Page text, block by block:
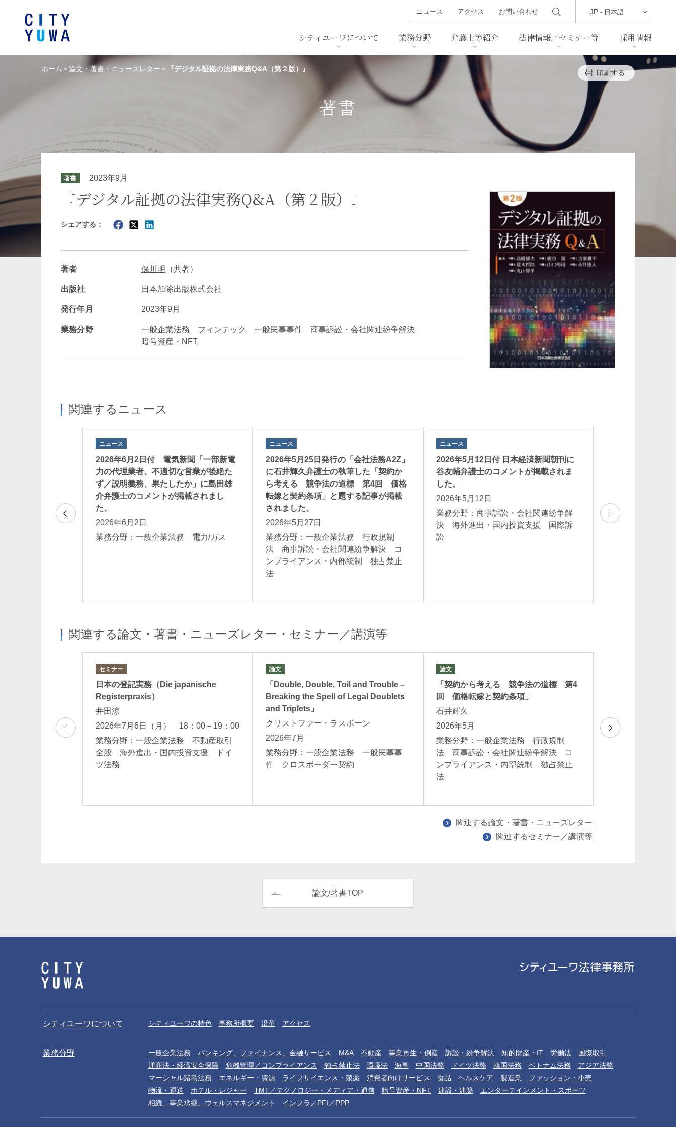
シティユーワについて
沿革 アクセス
業務分野
M&A 事業再生・倒産
通商法・経済安全保障
危機管理／コンプライアンス 中国法務
エネルギー・資源 ライフサイエンス・製薬 消費者向けサービス ヘルスケア
TMT／テクノロジー・メディ
ア・通信
暗号資産・NFT 建設・建築
相続、事業承継、ウェルスマ
インフラ／PFI／PPP
弁護士等紹介 法律情報／セミナー等
セミナー/講演等 ニューズレター 判例紹介
法律用語集
採用情報
スタッフ採用
ニュース アクセス お問い合わせ
ホーム > 論文・著書・ニューズレター > 『デジタル証拠の法律実務Q&A（第２版）』 印刷する
著書
著書 2023年9月
『デジタル証拠の法律実務Q&A（第２版）』
シェアする：
著者 保川明 （共著）
出版社 日本加除出版株式会社
発行年月 2023年9月
業務分野 一般企業法務 フィンテック 一般民事事件
商事訴訟・会社関連紛争解決
暗号資産・NFT
関連するニュース
ニュース
2026年6月2日付 電気新聞「一部新電
力の代理業者、不適切な営業が後絶た
ず／説明義務、果たしたか」に島田雄
介弁護士のコメントが掲載されまし
た。
2026年6月2日
業務分野：一般企業法務 電力/ガス
ニュース
2026年5月25日発行の「会社法務A2Z」
に石井輝久弁護士の執筆した「契約か
ら考える 競争法の道標 第4回 価格
転嫁と契約条項」と題する記事が掲載
されました。
2026年5月27日
業務分野：一般企業法務 行政規制
法 商事訴訟・会社関連紛争解決 コ
ンプライアンス・内部統制 独占禁止
法
ニュース
2026年5月12日付 日本経済新聞朝刊に
谷友輔弁護士のコメントが掲載されま
した。
2026年5月12日
業務分野：商事訴訟・会社関連紛争解
決 海外進出・国内投資支援 国際訴
訟
2026年3月30日
業務分野：一般
関連する論文・著書・ニューズレター・セミナー／講演等
セミナー
日本の登記実務（Die japanische
Registerpraxis）
井田涼
2026年7月6日（月） 18：00－19：00
業務分野：一般企業法務 不動産取引
全般 海外進出・国内投資支援 ドイ
ツ法務
論文
「Double, Double, Toil and Trouble –
Breaking the Spell of Legal Doublets
and Triplets」
クリストファー・ラスボーン
2026年7月
業務分野：一般企業法務 一般民事事
件 クロスボーダー契約
論文
「契約から考える 競争法の道標 第4
回 価格転嫁と契約条項」
石井輝久
2026年5月
業務分野：一般企業法務 行政規制
法 商事訴訟・会社関連紛争解決 コ
ンプライアンス・内部統制 独占禁止
法
豊田祐子
2026年5月21日（
関連する論文・著書・ニューズレター
関連するセミナー／講演等
論文/著書TOP
シティユーワについて シティユーワの特色 事務所概要 沿革 アクセス
業務分野 一般企業法務 バンキング、ファイナンス、金融サービス M&A 不動産 事業再生・倒産 訴訟・紛争解決 知的財産・IT 労働法
国際取引
通商法・経済安全保障
危機管理／コンプライアンス 独占禁止法 環境法 海事 中国法務 ドイツ法務 韓国法務 ベトナム法務
アジア法務
マーシャル諸島法務
エネルギー・資源 ライフサイエンス・製薬 消費者向けサービス 食品 ヘルスケア 製造業
ファッション・小売
物流・運送
ホテル・レジャー TMT／テクノロジー・メディア・通信 暗号資産・NFT 建設・建築
エンターテインメント・スポーツ
相続、事業承継、ウェルスマネジメント
インフラ／PFI／PPP